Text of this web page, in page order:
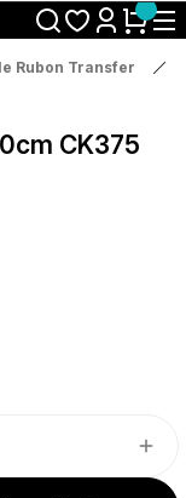
İndirimi Kaçırma
Rubon Transfer
CK375